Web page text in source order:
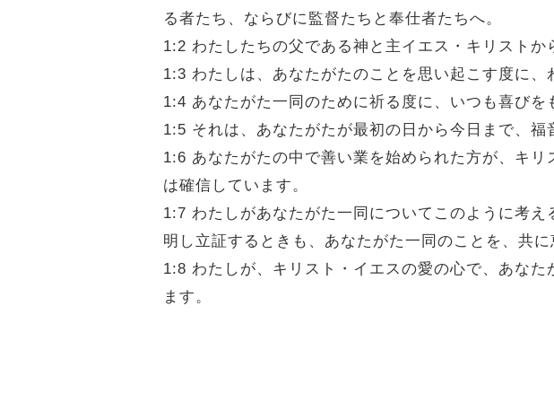
る者たち、ならびに監督たちと奉仕者たちへ。
1:2 わたしたちの父である神と主イエス・キリストか
1:3 わたしは、あなたがたのことを思い起こす度に、
1:4 あなたがた一同のために祈る度に、いつも喜びを
1:5 それは、あなたがたが最初の日から今日まで、福
1:6 あなたがたの中で善い業を始められた方が、キ
は確信しています。
1:7 わたしがあなたがた一同についてこのように考
明し立証するときも、あなたがた一同のことを、共
1:8 わたしが、キリスト・イエスの愛の心で、あな
ます。